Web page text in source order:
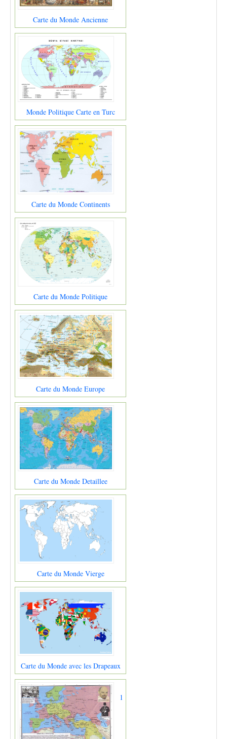
Carte du Monde Ancienne
Monde Politique Carte en Turc
Carte du Monde Continents
Carte du Monde Politique
Carte du Monde Europe
Carte du Monde Detaillee
Carte du Monde Vierge
Carte du Monde avec les Drapeaux
1